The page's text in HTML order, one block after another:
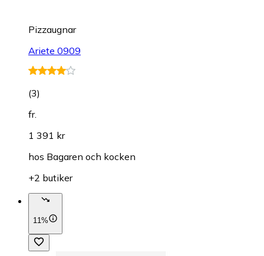
Pizzaugnar
Ariete 0909
(3)
fr.
1 391 kr
hos Bagaren och kocken
+2 butiker
11%